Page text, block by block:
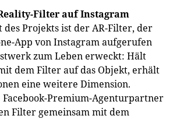
Filter auf Instagram
des Projekts ist der AR-Filter, der
App von Instagram aufgerufen
zum Leben erweckt: Hält
dem Filter auf das Objekt, erhält
eine weitere Dimension.
Facebook-Premium-Agenturpartner
Filter gemeinsam mit dem